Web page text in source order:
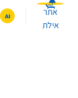
זיכרון אחסון 512GB מסוג UFS4.0
8533Mbps )
אתר
אילת